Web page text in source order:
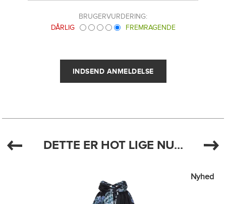
BRUGERVURDERING:
DÅRLIG
FREMRAGENDE
DETTE ER HOT LIGE NU...